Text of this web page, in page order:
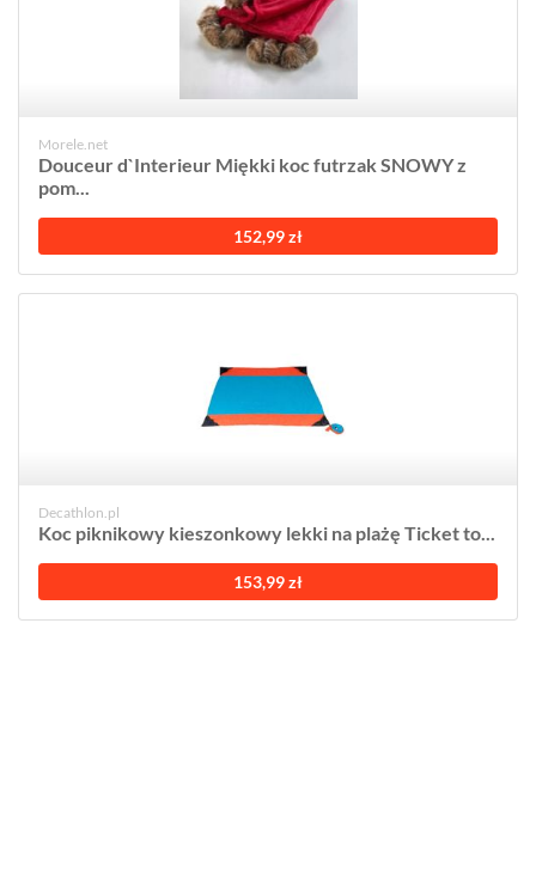
Morele.net
Douceur d`Interieur Miękki koc futrzak SNOWY z
pom...
152,99 zł
Decathlon.pl
Koc piknikowy kieszonkowy lekki na plażę Ticket to...
153,99 zł